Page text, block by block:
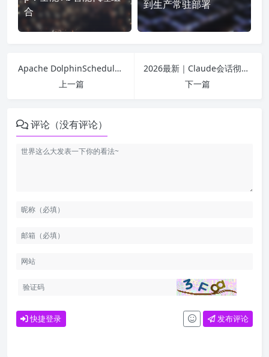
合
到生产常驻部署
Apache DolphinScheduler：国产顶级开源分布式数据调度平台，大数据工作流编排首选
上一篇
2026最新｜Claude会话彻底删除教程：单删/批量删/清空历史，避坑隐私要点全解
下一篇
评论（没有评论）
快捷登录 发布评论